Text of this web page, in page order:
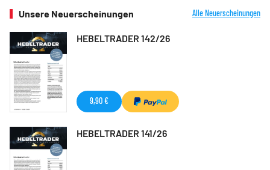
Unsere Neuerscheinungen Alle Neuerscheinungen
HEBELTRADER 142/26
9,90 €
HEBELTRADER 141/26